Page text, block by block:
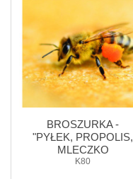
BROSZURKA -
"PYŁEK, PROPOLIS,
MLECZKO
PSZCZELE"- 10 SZT.
K80